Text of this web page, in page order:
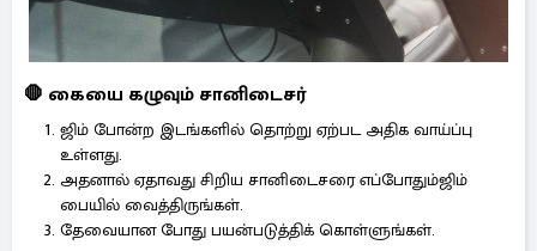
🛑 கையை கழுவும் சானிடைசர்
ஜிம் போன்ற இடங்களில் தொற்று ஏற்பட அதிக வாய்ப்பு
உள்ளது.
அதனால் ஏதாவது சிறிய சானிடைசரை எப்போதும்ஜிம்
பையில் வைத்திருங்கள்.
தேவையான போது பயன்படுத்திக் கொள்ளுங்கள்.